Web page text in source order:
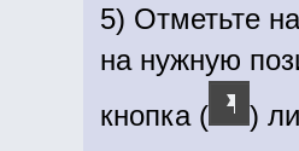
5) Отметьте
на нужную
кнопка (
)